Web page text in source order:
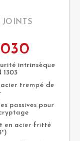
JOINTS
intrinsèque
1303
trempé de
passives pour
en acier fritté